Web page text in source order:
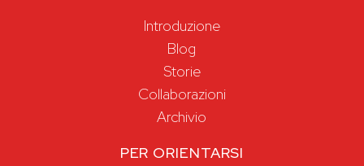
Introduzione
Blog
Storie
Collaborazioni
Archivio
PER ORIENTARSI